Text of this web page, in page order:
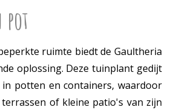
ruimte biedt de Gaultheria
oplossing. Deze tuinplant gedijt
potten en containers, waardoor
of kleine patio's van zijn